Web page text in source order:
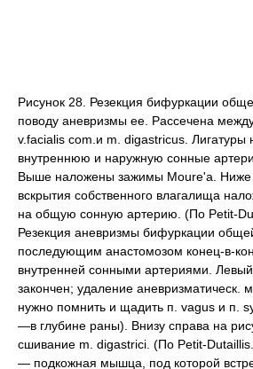
Рисунок 28. Резекция бифуркации
поводу аневризмы ее. Рассечена
v.facialis com.и m. digastricus.
внутреннюю и наружную сонные
Выше наложены зажимы Moure'a. Ниже
вскрытия собственного влагалища
на общую сонную артерию. (По Petit-
Резекция аневризмы бифуркации
последующим анастомозом конец-в-
внутренней сонными артериями.
закончен; удаление аневризматическ.
нужно помнить и щадить п. vagus и п.
—в глубине раны). Внизу справа на
сшивание m. digastrici. (По Petit-
— подкожная мышца, под которой